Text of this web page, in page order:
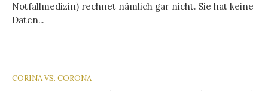
Notfallmedizin) rechnet nämlich gar nicht. Sie hat keine
Daten...
CORINA VS. CORONA